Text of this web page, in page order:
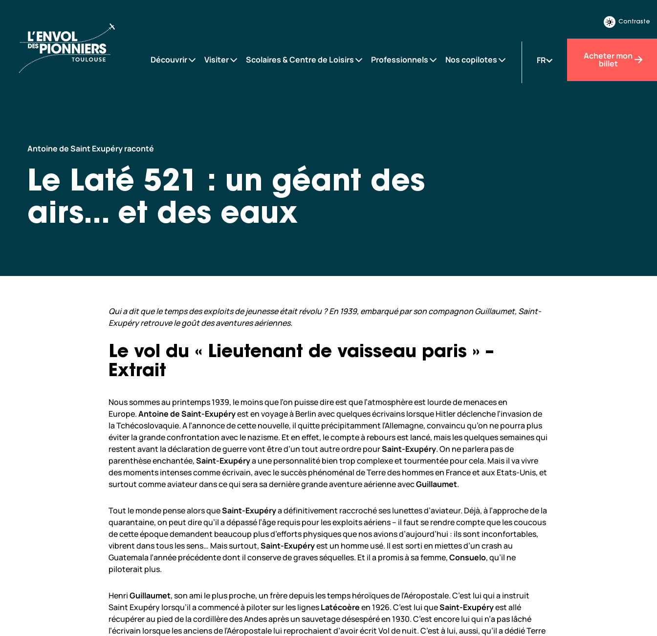
Contraste
Découvrir Visiter Scolaires & Centre de Loisirs Professionnels Nos copilotes FR Acheter mon
billet
Antoine de Saint Exupéry raconté
Le Laté 521 : un géant des
airs... et des eaux
Qui a dit que le temps des exploits de jeunesse était révolu ? En 1939, embarqué par son compagnon Guillaumet, Saint-
Exupéry retrouve le goût des aventures aériennes.
Le vol du « Lieutenant de vaisseau paris » –
Extrait
Nous sommes au printemps 1939, le moins que l’on puisse dire est que l’atmosphère est lourde de menaces en
Europe.Antoine de Saint-Exupéryest en voyage à Berlin avec quelques écrivains lorsque Hitler déclenche l’invasion de
la Tchécoslovaquie. A l’annonce de cette nouvelle, il quitte précipitamment l’Allemagne, convaincu qu’on ne pourra plus
éviter la grande confrontation avec le nazisme. Et en effet, le compte à rebours est lancé, mais les quelques semaines qui
restent avant la déclaration de guerre vont être d’un tout autre ordre pourSaint-Exupéry. On ne parlera pas de
parenthèse enchantée,Saint-Exupérya une personnalité bien trop complexe et tourmentée pour cela. Mais il va vivre
des moments intenses comme écrivain, avec le succès phénoménal de Terre des hommes en France et aux Etats-Unis, et
surtout comme aviateur dans ce qui sera sa dernière grande aventure aérienne avecGuillaumet.
Tout le monde pense alors queSaint-Exupérya définitivement raccroché ses lunettes d’aviateur. Déjà, à l’approche de la
quarantaine, on peut dire qu’il a dépassé l’âge requis pour les exploits aériens – il faut se rendre compte que les coucous
de cette époque demandent beaucoup plus d’efforts physiques que nos avions d’aujourd’hui : ils sont inconfortables,
vibrent dans tous les sens… Mais surtout,Saint-Exupéryest un homme usé. Il est sorti en miettes d’un crash au
Guatemala l’année précédente dont il conserve de graves séquelles. Et il a promis à sa femme,Consuelo, qu’il ne
piloterait plus.
HenriGuillaumet, son ami le plus proche, un frère depuis les temps héroïques de l’Aéropostale. C’est lui qui a instruit
Saint Exupéry lorsqu’il a commencé à piloter sur les lignesLatécoèreen 1926. C’est lui queSaint-Exupéryest allé
récupérer au pied de la cordillère des Andes après un sauvetage désespéré en 1930. C’est encore lui qui n’a pas lâché
l’écrivain lorsque les anciens de l’Aéropostale lui reprochaient d’avoir écrit Vol de nuit. C’est à lui, aussi, qu’il a dédié Terre